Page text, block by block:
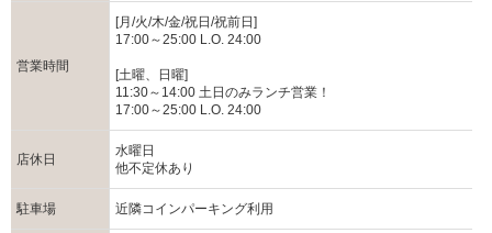
営業時間
[月/火/木/金/祝日/祝前日]
17:00～25:00 L.O. 24:00
[土曜、日曜]
11:30～14:00 土日のみランチ営業！
17:00～25:00 L.O. 24:00
店休日
水曜日
他不定休あり
駐車場 近隣コインパーキング利用